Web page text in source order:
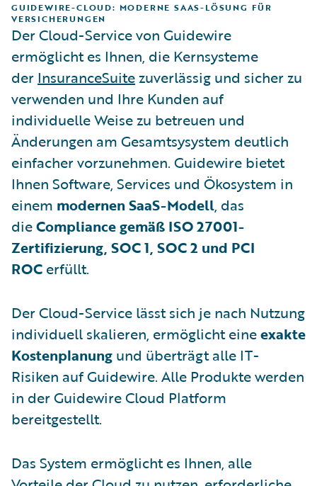
GUIDEWIRE-CLOUD: MODERNE SAAS-LÖSUNG FÜR
VERSICHERUNGEN
Der Cloud-Service von Guidewire
ermöglicht es Ihnen, die Kernsysteme
der InsuranceSuitezuverlässig und sicher zu
verwenden und Ihre Kunden auf
individuelle Weise zu betreuen und
Änderungen am Gesamtsysystem deutlich
einfacher vorzunehmen. Guidewire bietet
Ihnen Software, Services und Ökosystem in
einem modernen SaaS-Modell, das
dieCompliance gemäß ISO 27001-
Zertifizierung, SOC 1, SOC 2 und PCI
ROC erfüllt.
Der Cloud-Service lässt sich je nach Nutzung
individuell skalieren, ermöglicht eineexakte
Kostenplanung und überträgt alle IT-
Risiken auf Guidewire. Alle Produkte werden
in der Guidewire Cloud Platform
bereitgestellt.
Das System ermöglicht es Ihnen, alle